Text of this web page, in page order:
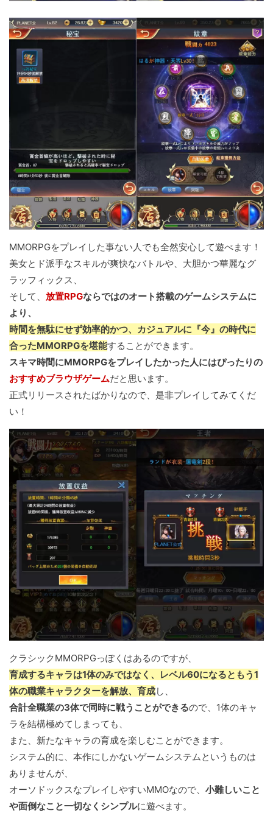
MMORPGをプレイした事ない人でも全然安心して遊べます！
美女とド派手なスキルが爽快なバトルや、大胆かつ華麗なグ
ラッフィックス、
そして、 放置RPGならではのオート搭載のゲームシステムに
より、
時間を無駄にせず効率的かつ、カジュアルに『今』の時代に
合ったMMORPGを堪能することができます。
スキマ時間にMMORPGをプレイしたかった人にはぴったりの
おすすめブラウザゲームだと思います。
正式リリースされたばかりなので、是非プレイしてみてくだ
い！
クラシックMMORPGっぽくはあるのですが、
育成するキャラは1体のみではなく、レベル60になるともう1
体の職業キャラクターを解放、育成し、
合計全職業の3体で同時に戦うことができるので、1体のキャ
ラを結構極めてしまっても、
また、新たなキャラの育成を楽しむことができます。
システム的に、本作にしかないゲームシステムというものは
ありませんが、
オーソドックスなプレイしやすいMMOなので、 小難しいこと
や面倒なこと一切なくシンプルに遊べます。